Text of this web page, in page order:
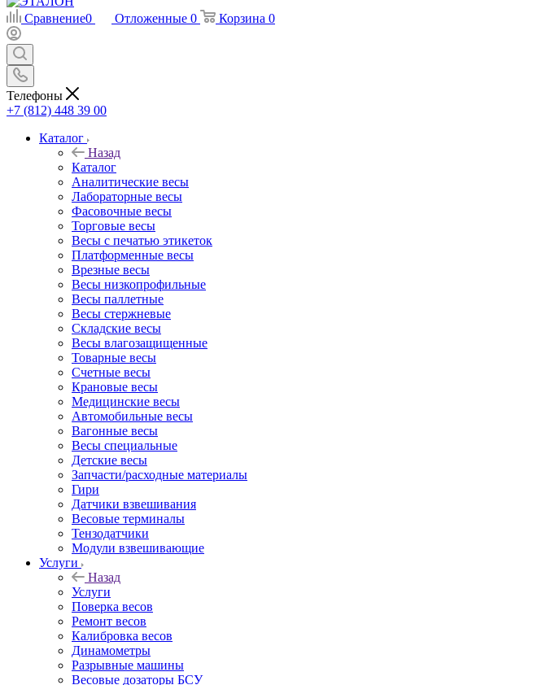
Сравнение0 Отложенные 0 Корзина 0
Телефоны
+7 (812) 448 39 00
Каталог
Назад
Каталог
Аналитические весы
Лабораторные весы
Фасовочные весы
Торговые весы
Весы с печатью этикеток
Платформенные весы
Врезные весы
Весы низкопрофильные
Весы паллетные
Весы стержневые
Складские весы
Весы влагозащищенные
Товарные весы
Счетные весы
Крановые весы
Медицинские весы
Автомобильные весы
Вагонные весы
Весы специальные
Детские весы
Запчасти/расходные материалы
Гири
Датчики взвешивания
Весовые терминалы
Тензодатчики
Модули взвешивающие
Услуги
Назад
Услуги
Поверка весов
Ремонт весов
Калибровка весов
Динамометры
Разрывные машины
Весовые дозаторы БСУ